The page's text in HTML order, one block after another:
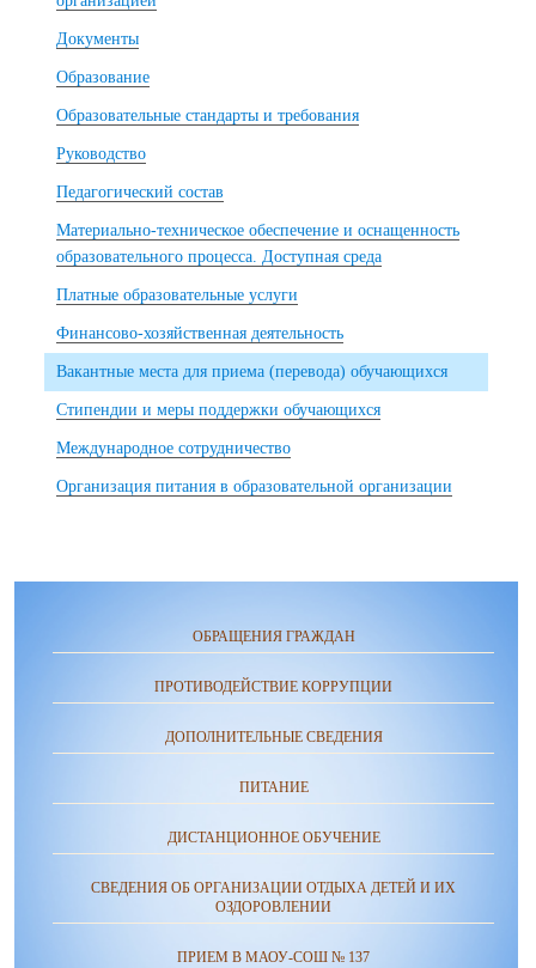
Документы
Образование
Образовательные стандарты и требования
Руководство
Педагогический состав
Материально-техническое обеспечение и оснащенность
образовательного процесса. Доступная среда
Платные образовательные услуги
Финансово-хозяйственная деятельность
Вакантные места для приема (перевода) обучающихся
Стипендии и меры поддержки обучающихся
Международное сотрудничество
Организация питания в образовательной организации
ОБРАЩЕНИЯ ГРАЖДАН
ПРОТИВОДЕЙСТВИЕ КОРРУПЦИИ
ДОПОЛНИТЕЛЬНЫЕ СВЕДЕНИЯ
ПИТАНИЕ
ДИСТАНЦИОННОЕ ОБУЧЕНИЕ
СВЕДЕНИЯ ОБ ОРГАНИЗАЦИИ ОТДЫХА ДЕТЕЙ И ИХ
ОЗДОРОВЛЕНИИ
ПРИЕМ В МАОУ-СОШ № 137